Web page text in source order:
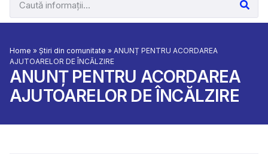
Home » Știri din comunitate » ANUNȚ PENTRU ACORDAREA
AJUTOARELOR DE ÎNCĂLZIRE
ANUNȚ PENTRU ACORDAREA
AJUTOARELOR DE ÎNCĂLZIRE